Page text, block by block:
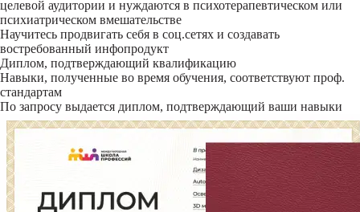
целевой аудитории и нуждаются в психотерапевтическом или
психиатрическом вмешательстве
Научитесь продвигать себя в соц.сетях и создавать
востребованный инфопродукт
Диплом, подтверждающий квалификацию
Навыки, полученные во время обучения, соответствуют проф.
стандартам
По запросу выдается диплом, подтверждающий ваши навыки